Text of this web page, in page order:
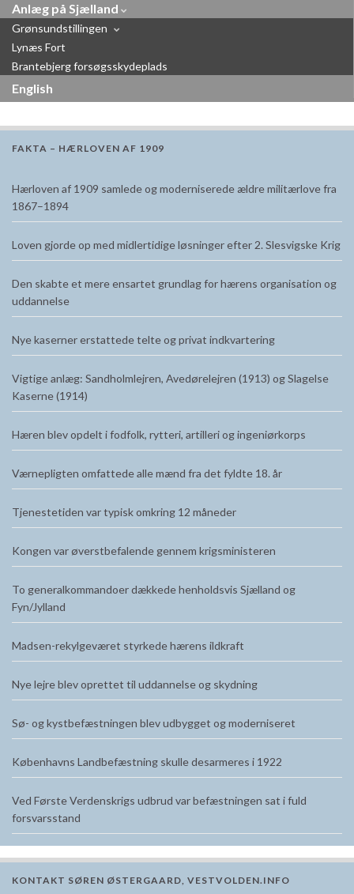
Anlæg på Sjælland
Grønsundstillingen
Lynæs Fort
Brantebjerg forsøgsskydeplads
English
FAKTA – HÆRLOVEN AF 1909
Hærloven af 1909 samlede og moderniserede ældre militærlove fra
1867–1894
Loven gjorde op med midlertidige løsninger efter 2. Slesvigske Krig
Den skabte et mere ensartet grundlag for hærens organisation og
uddannelse
Nye kaserner erstattede telte og privat indkvartering
Vigtige anlæg: Sandholmlejren, Avedørelejren (1913) og Slagelse
Kaserne (1914)
Hæren blev opdelt i fodfolk, rytteri, artilleri og ingeniørkorps
Værnepligten omfattede alle mænd fra det fyldte 18. år
Tjenestetiden var typisk omkring 12 måneder
Kongen var øverstbefalende gennem krigsministeren
To generalkommandoer dækkede henholdsvis Sjælland og
Fyn/Jylland
Madsen-rekylgeværet styrkede hærens ildkraft
Nye lejre blev oprettet til uddannelse og skydning
Sø- og kystbefæstningen blev udbygget og moderniseret
Københavns Landbefæstning skulle desarmeres i 1922
Ved Første Verdenskrigs udbrud var befæstningen sat i fuld
forsvarsstand
KONTAKT SØREN ØSTERGAARD, VESTVOLDEN.INFO